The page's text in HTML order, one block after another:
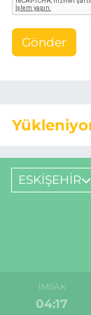
Gönder
ESKİŞEHİR
İMSAK
04:17